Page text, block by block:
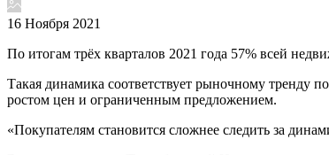
16 Ноября 2021
По итогам трёх кварталов 2021 года 57% всей
Такая динамика соответствует рыночному тренду
ростом цен и ограниченным предложением.
«Покупателям становится сложнее следить за